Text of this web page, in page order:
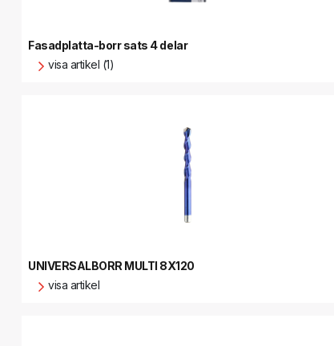
Fasadplatta-borr sats 4 delar
visa artikel (1)
UNIVERSALBORR MULTI 8X120
visa artikel